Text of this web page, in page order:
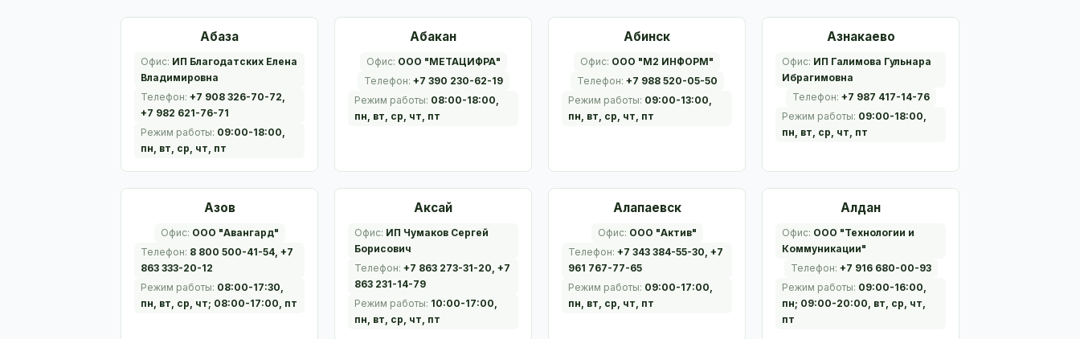
Абаза
Офис: ИП Благодатских Елена
Владимировна
Телефон: +7 908 326-70-72,
+7 982 621-76-71
Режим работы: 09:00-18:00,
пн, вт, ср, чт, пт
Абакан
Офис: ООО "МЕТАЦИФРА"
Телефон: +7 390 230-62-19
Режим работы: 08:00-18:00,
пн, вт, ср, чт, пт
Абинск
Офис: ООО "М2 ИНФОРМ"
Телефон: +7 988 520-05-50
Режим работы: 09:00-13:00,
пн, вт, ср, чт, пт
Азнакаево
Офис: ИП Галимова Гульнара
Ибрагимовна
Телефон: +7 987 417-14-76
Режим работы: 09:00-18:00,
пн, вт, ср, чт, пт
Азов
Офис: ООО "Авангард"
Телефон: 8 800 500-41-54, +7
863 333-20-12
Режим работы: 08:00-17:30,
пн, вт, ср, чт; 08:00-17:00, пт
Аксай
Офис: ИП Чумаков Сергей
Борисович
Телефон: +7 863 273-31-20, +7
863 231-14-79
Режим работы: 10:00-17:00,
пн, вт, ср, чт, пт
Алапаевск
Офис: ООО "Актив"
Телефон: +7 343 384-55-30, +7
961 767-77-65
Режим работы: 09:00-17:00,
пн, вт, ср, чт, пт
Алдан
Офис: ООО "Технологии и
Коммуникации"
Телефон: +7 916 680-00-93
Режим работы: 09:00-16:00,
пн; 09:00-20:00, вт, ср, чт,
пт